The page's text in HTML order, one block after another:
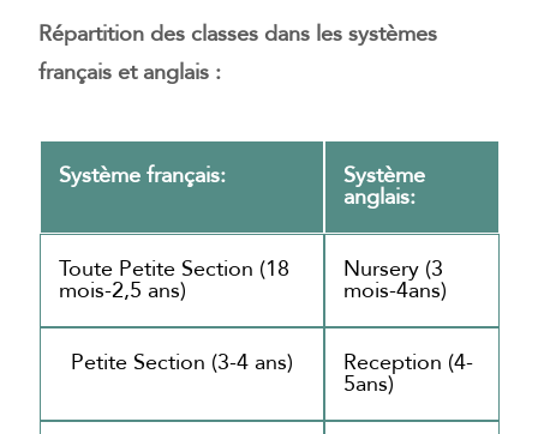
Répartition des classes dans les systèmes
français et anglais :
Système français: Système
anglais:
Toute Petite Section (18
mois-2,5 ans)
Nursery (3
mois-4ans)
Petite Section (3-4 ans) Reception (4-
5ans)